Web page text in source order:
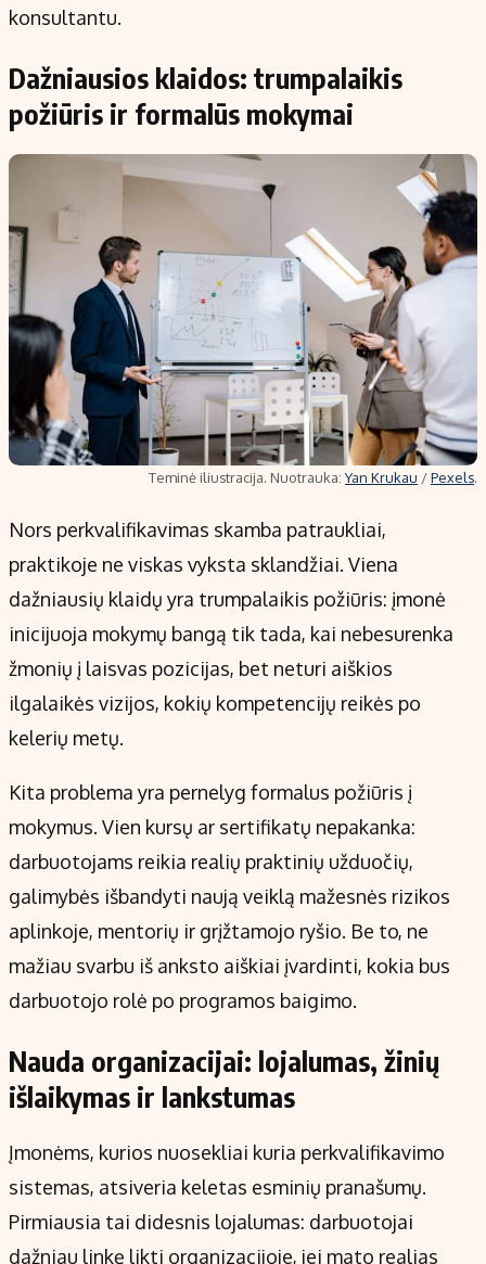
konsultantu.
Dažniausios klaidos: trumpalaikis
požiūris ir formalūs mokymai
Teminė iliustracija. Nuotrauka: Yan Krukau /Pexels.
Nors perkvalifikavimas skamba patraukliai,
praktikoje ne viskas vyksta sklandžiai. Viena
dažniausių klaidų yra trumpalaikis požiūris: įmonė
inicijuoja mokymų bangą tik tada, kai nebesurenka
žmonių į laisvas pozicijas, bet neturi aiškios
ilgalaikės vizijos, kokių kompetencijų reikės po
kelerių metų.
Kita problema yra pernelyg formalus požiūris į
mokymus. Vien kursų ar sertifikatų nepakanka:
darbuotojams reikia realių praktinių užduočių,
galimybės išbandyti naują veiklą mažesnės rizikos
aplinkoje, mentorių ir grįžtamojo ryšio. Be to, ne
mažiau svarbu iš anksto aiškiai įvardinti, kokia bus
darbuotojo rolė po programos baigimo.
Nauda organizacijai: lojalumas, žinių
išlaikymas ir lankstumas
Įmonėms, kurios nuosekliai kuria perkvalifikavimo
sistemas, atsiveria keletas esminių pranašumų.
Pirmiausia tai didesnis lojalumas: darbuotojai
dažniau linkę likti organizacijoje, jei mato realias